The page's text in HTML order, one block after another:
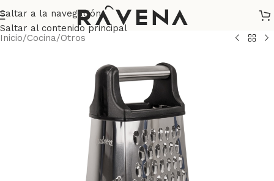
Saltar a la navegación
Saltar al contenido principal
Inicio/Cocina/Otros